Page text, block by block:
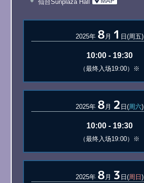
2025年 8 月 1 日(周五)
10:00 - 19:30
（最终入场19:00）※
2025年 8 月 2 日(周六)
10:00 - 19:30
（最终入场19:00）※
2025年 8 月 3 日(周日 )